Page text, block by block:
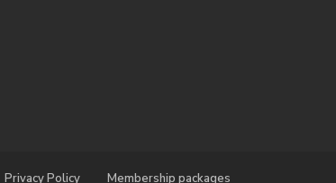
Privacy Policy Membership packages